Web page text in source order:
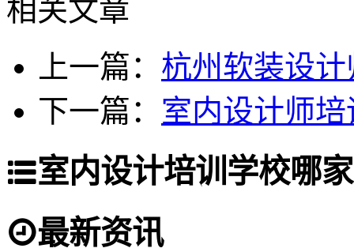
相关文章
上一篇： 杭州软装设
下一篇： 室内设计师
室内设计培训学校哪
最新资讯